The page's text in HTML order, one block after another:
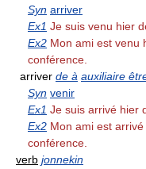
Syn arriver
Ex1 Je suis venu hier
Ex2 Mon ami est venu
conférence.
arriver de à auxiliaire
Syn venir
Ex1 Je suis arrivé hier
Ex2 Mon ami est
conférence.
verb jonnekin